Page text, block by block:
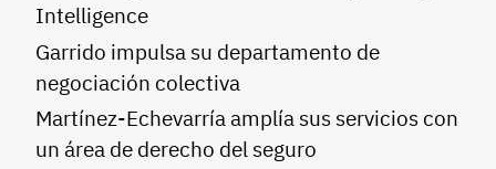
Intelligence
Garrido impulsa su departamento de
negociación colectiva
Martínez-Echevarría amplía sus servicios con
un área de derecho del seguro